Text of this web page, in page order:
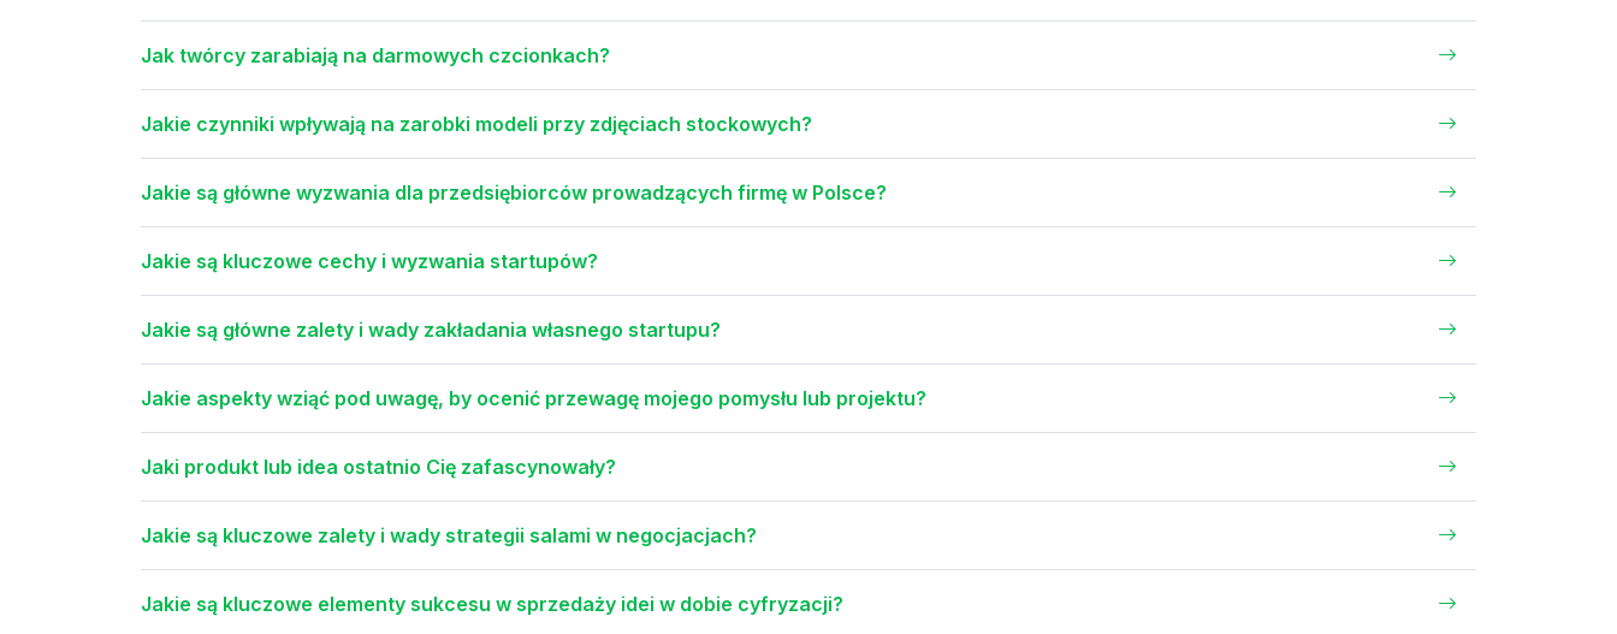
Jak twórcy zarabiają na darmowych czcionkach?
Jakie czynniki wpływają na zarobki modeli przy zdjęciach stockowych?
Jakie są główne wyzwania dla przedsiębiorców prowadzących firmę w Polsce?
Jakie są kluczowe cechy i wyzwania startupów?
Jakie są główne zalety i wady zakładania własnego startupu?
Jakie aspekty wziąć pod uwagę, by ocenić przewagę mojego pomysłu lub projektu?
Jaki produkt lub idea ostatnio Cię zafascynowały?
Jakie są kluczowe zalety i wady strategii salami w negocjacjach?
Jakie są kluczowe elementy sukcesu w sprzedaży idei w dobie cyfryzacji?